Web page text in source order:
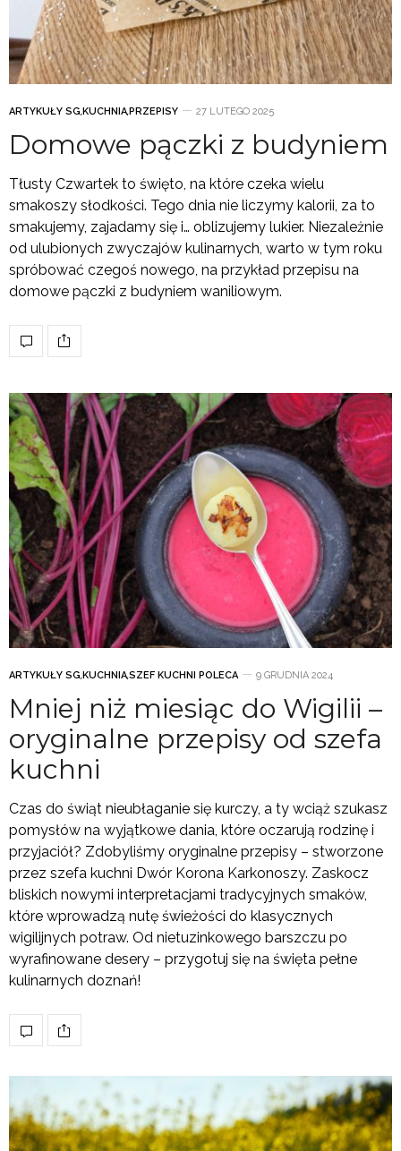
ARTYKUŁY SG,KUCHNIA,PRZEPISY 27 LUTEGO 2025
Domowe pączki z budyniem
Tłusty Czwartek to święto, na które czeka wielu
smakoszy słodkości. Tego dnia nie liczymy kalorii, za to
smakujemy, zajadamy się i… oblizujemy lukier. Niezależnie
od ulubionych zwyczajów kulinarnych, warto w tym roku
spróbować czegoś nowego, na przykład przepisu na
domowe pączki z budyniem waniliowym.
ARTYKUŁY SG,KUCHNIA,SZEF KUCHNI POLECA 9 GRUDNIA 2024
Mniej niż miesiąc do Wigilii –
oryginalne przepisy od szefa
kuchni
Czas do świąt nieubłaganie się kurczy, a ty wciąż szukasz
pomysłów na wyjątkowe dania, które oczarują rodzinę i
przyjaciół? Zdobyliśmy oryginalne przepisy – stworzone
przez szefa kuchni Dwór Korona Karkonoszy. Zaskocz
bliskich nowymi interpretacjami tradycyjnych smaków,
które wprowadzą nutę świeżości do klasycznych
wigilijnych potraw. Od nietuzinkowego barszczu po
wyrafinowane desery – przygotuj się na święta pełne
kulinarnych doznań!